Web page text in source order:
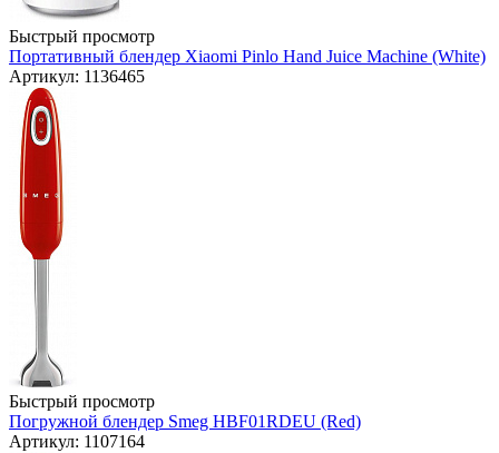
Быстрый просмотр
Портативный блендер Xiaomi Pinlo Hand Juice Machine (White)
Артикул: 1136465
Быстрый просмотр
Погружной блендер Smeg HBF01RDEU (Red)
Артикул: 1107164